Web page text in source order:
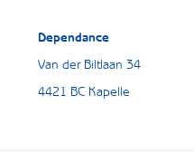
Dependance
Van der Biltlaan 34
4421 BC Kapelle